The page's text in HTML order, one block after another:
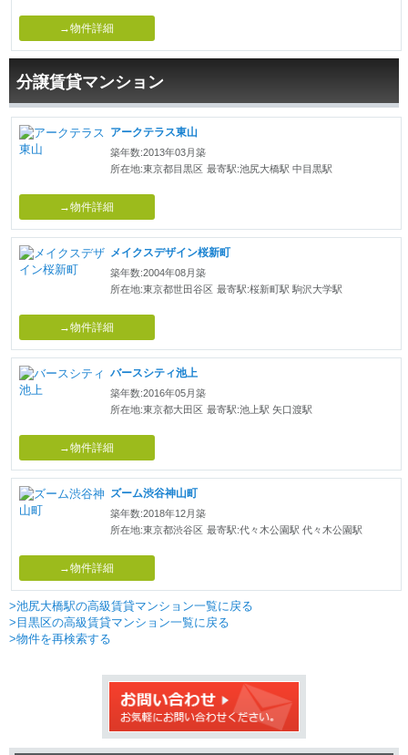
→物件詳細
分譲賃貸マンション
アークテラス東山
築年数:2013年03月築
所在地:東京都目黒区 最寄駅:池尻大橋駅 中目黒駅
→物件詳細
メイクスデザイン桜新町
築年数:2004年08月築
所在地:東京都世田谷区 最寄駅:桜新町駅 駒沢大学駅
→物件詳細
バースシティ池上
築年数:2016年05月築
所在地:東京都大田区 最寄駅:池上駅 矢口渡駅
→物件詳細
ズーム渋谷神山町
築年数:2018年12月築
所在地:東京都渋谷区 最寄駅:代々木公園駅 代々木公園駅
→物件詳細
>池尻大橋駅の高級賃貸マンション一覧に戻る
>目黒区の高級賃貸マンション一覧に戻る
>物件を再検索する